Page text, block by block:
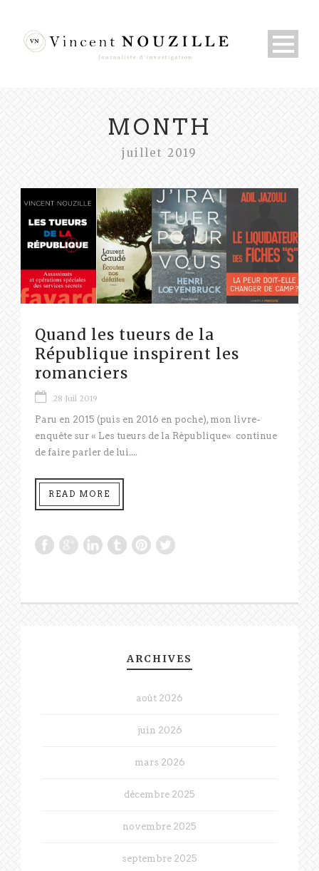
MONTH
juillet 2019
Quand les tueurs de la
République inspirent les
romanciers
28 Juil 2019
Paru en 2015 (puis en 2016 en poche), mon livre-
enquête sur « Les tueurs de la République« continue
de faire parler de lui....
READ MORE
ARCHIVES
août 2026
juin 2026
mars 2026
décembre 2025
novembre 2025
septembre 2025